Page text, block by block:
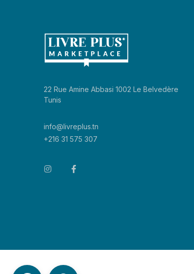
22 Rue Amine Abbasi 1002 Le Belvedère
Tunis
info@livreplus.tn
+216 31 575 307